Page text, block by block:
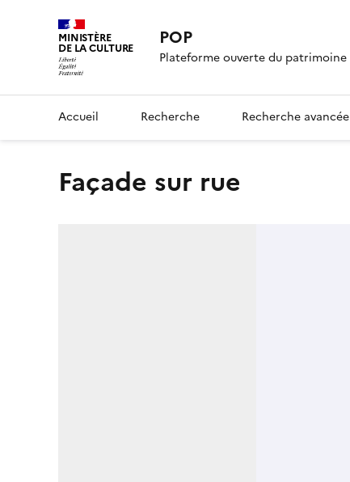
MINISTÈRE
DE LA CULTURE POP
Plateforme ouverte du patrimoine
Accueil Recherche Recherche avancée
façade sur rue